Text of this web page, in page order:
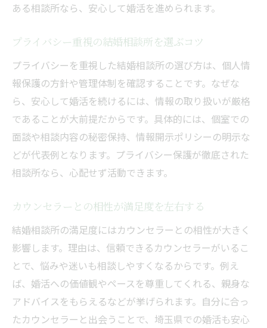
ある相談所なら、安心して婚活を進められます。
プライバシー重視の結婚相談所を選ぶコツ
プライバシーを重視した結婚相談所の選び方は、個人情
報保護の方針や管理体制を確認することです。なぜな
ら、安心して婚活を続けるには、情報の取り扱いが厳格
であることが大前提だからです。具体的には、個室での
面談や相談内容の秘密保持、情報開示ポリシーの明示な
どが代表例となります。プライバシー保護が徹底された
相談所なら、心配せず活動できます。
カウンセラーとの相性が満足度を左右する
結婚相談所の満足度にはカウンセラーとの相性が大きく
影響します。理由は、信頼できるカウンセラーがいるこ
とで、悩みや迷いも相談しやすくなるからです。例え
ば、婚活への価値観やペースを尊重してくれる、親身な
アドバイスをもらえるなどが挙げられます。自分に合っ
たカウンセラーと出会うことで、埼玉県での婚活も安心